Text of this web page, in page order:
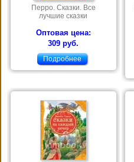
Перро. Сказки. Все
лучшие сказки
Оптовая цена:
309 руб.
Подробнее